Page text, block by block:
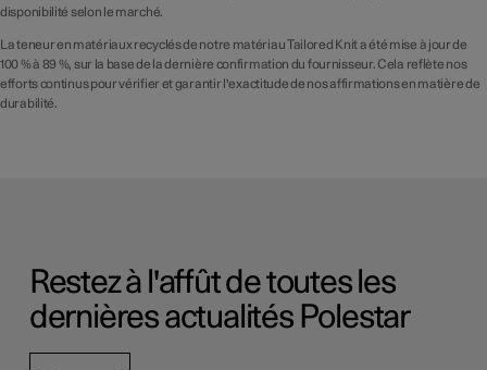
disponibilité selon le marché.
La teneur en matériaux recyclés de notre matériau Tailored Knit a été mise à jour de
100 % à 89 %, sur la base de la dernière confirmation du fournisseur. Cela reflète nos
efforts continus pour vérifier et garantir l'exactitude de nos affirmations en matière de
durabilité.
Restez à l'affût de toutes les
dernières actualités Polestar